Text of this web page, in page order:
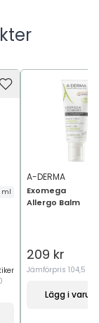
ml
A-DERMA
Exomega
Allergo Balm
209 kr
Jämförpris 104,5
Lägg i